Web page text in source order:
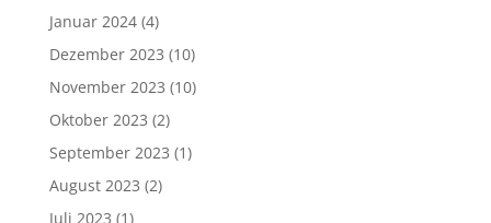
Januar 2024(4)
Dezember 2023 (10)
November 2023 (10)
Oktober 2023 (2)
September 2023 (1)
August 2023 (2)
Juli 2023 (1)